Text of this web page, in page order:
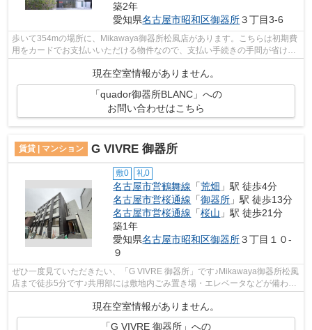
築2年
愛知県名古屋市昭和区御器所３丁目3-6
歩いて354mの場所に、Mikawaya御器所松風店があります。こちらは初期費
用をカードでお支払いいただける物件なので、支払い手続きの手間が省けま
現在空室情報がありません。
「quador御器所BLANC」への
お問い合わせはこちら
賃貸 | マンション G VIVRE 御器所
敷0 礼0
名古屋市営鶴舞線 「荒畑 」駅 徒歩4分
名古屋市営桜通線 「御器所 」駅 徒歩13分
名古屋市営桜通線 「桜山 」駅 徒歩21分
築1年
愛知県名古屋市昭和区御器所３丁目１０-
９
ぜひ一度見ていただきたい、「G VIVRE 御器所」です♪Mikawaya御器所松風
店まで徒歩5分です♪共用部には敷地内ごみ置き場・エレベータなどが備わっ
ておりとても充実しています♪周辺環境...
現在空室情報がありません。
「G VIVRE 御器所」への